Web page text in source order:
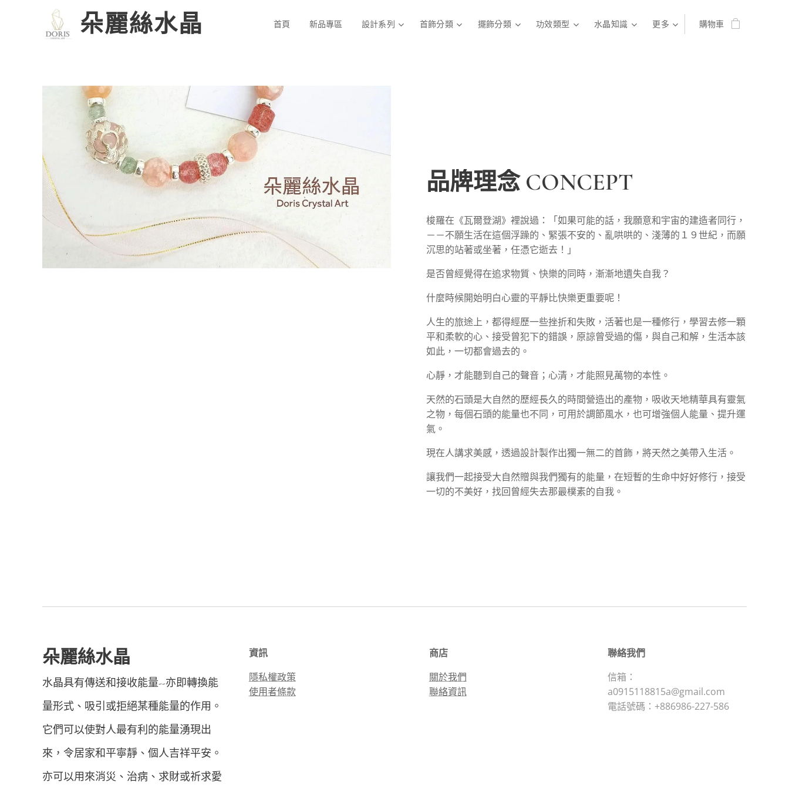
朵麗絲水晶 首頁 新品專區 設計系列 首飾分類 擺飾分類 功效類型 水晶知識 更多 購物車
品牌理念 CONCEPT
梭羅在《瓦爾登湖》裡說過：「如果可能的話，我願意和宇宙的建造者同行，
－－不願生活在這個浮躁的、緊張不安的、亂哄哄的、淺薄的１９世紀，而願
沉思的站著或坐著，任憑它逝去！」
是否曾經覺得在追求物質、快樂的同時，漸漸地遺失自我？
什麼時候開始明白心靈的平靜比快樂更重要呢！
人生的旅途上，都得經歷一些挫折和失敗，活著也是一種修行，學習去修一顆
平和柔軟的心、接受曾犯下的錯誤，原諒曾受過的傷，與自己和解，生活本該
如此，一切都會過去的。
心靜，才能聽到自己的聲音；心清，才能照見萬物的本性。
天然的石頭是大自然的歷經長久的時間營造出的產物，吸收天地精華具有靈氣
之物，每個石頭的能量也不同，可用於調節風水，也可增強個人能量、提升運
氣。
現在人講求美感，透過設計製作出獨一無二的首飾，將天然之美帶入生活。
讓我們一起接受大自然贈與我們獨有的能量，在短暫的生命中好好修行，接受
一切的不美好，找回曾經失去那最樸素的自我。
朵麗絲水晶
水晶具有傳送和接收能量--亦即轉換能
量形式、吸引或拒絕某種能量的作用。
它們可以使對人最有利的能量湧現出
來，令居家和平寧靜、個人吉祥平安。
亦可以用來消災、治病、求財或祈求愛
資訊
隱私權政策
使用者條款
商店
關於我們
聯絡資訊
聯絡我們
信箱：
a0915118815a@gmail.com
電話號碼：+886986-227-586